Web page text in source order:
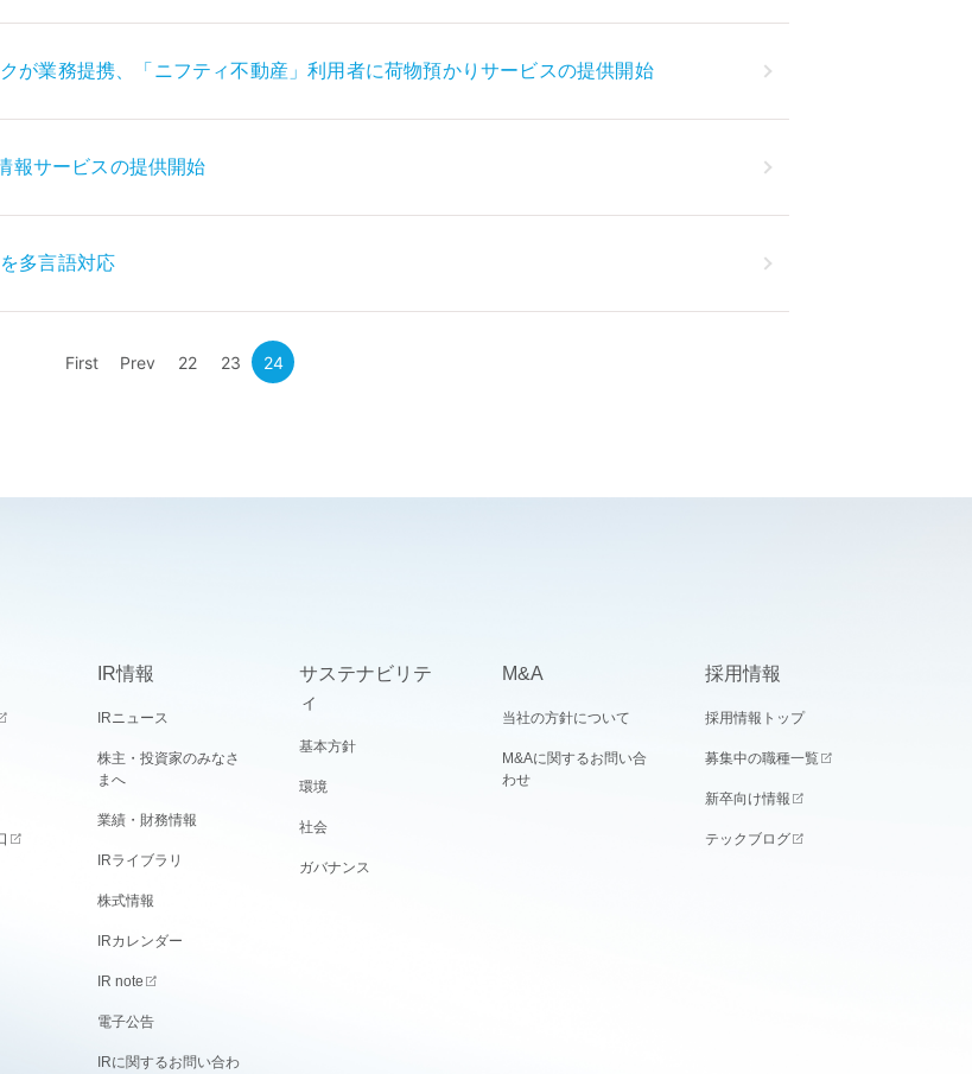
が業務提携、「ニフティ不動産」利用者に荷物預かりサービスの提供開始
報サービスの提供開始
多言語対応
First Prev 22 23 24
IR情報
IRニュース
株主・投資家のみなさ
まへ
業績・財務情報
IRライブラリ
株式情報
IRカレンダー
IR note
電子公告
IRに関するお問い合わ
サステナビリテ
ィ
基本方針
環境
社会
ガバナンス
M&A
当社の方針について
M&Aに関するお問い合
わせ
採用情報
採用情報トップ
募集中の職種一覧
新卒向け情報
テックブログ